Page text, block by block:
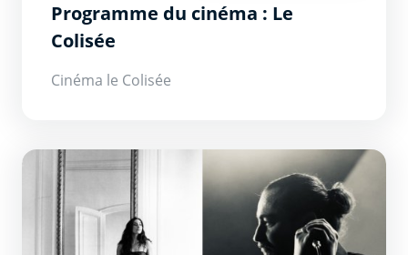
Programme du cinéma : Le
Colisée
Cinéma le Colisée
Just Delayed